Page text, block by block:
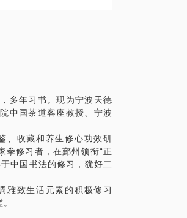
多年习书。现为宁波天德
中国茶道客座教授、宁波
、收藏和养生修心功效研
拳修习者，在鄞州领衔“正
中国书法的修习，犹好二
雅致生活元素的积极修习